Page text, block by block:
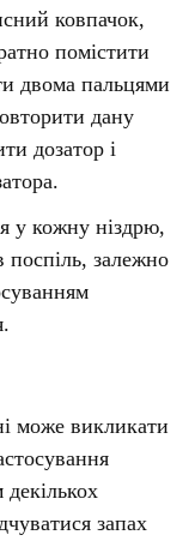
ковпачок,
помістити
двома пальцями
дану
дозатор і
у кожну ніздрю,
поспіль, залежно
може викликати
запах